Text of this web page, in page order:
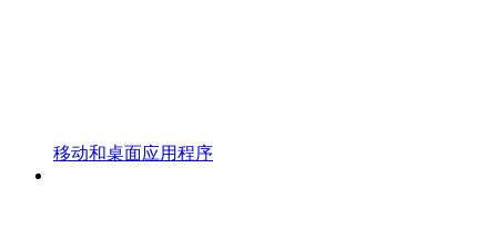
移动和桌面应用程序